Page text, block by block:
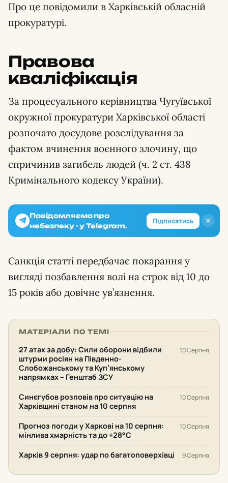
Про це повідомили в Харківській обласній
прокуратурі.
Правова
кваліфікація
За процесуального керівництва Чугуївської
окружної прокуратури Харківської області
розпочато досудове розслідування за
фактом вчинення воєнного злочину, що
спричинив загибель людей (ч. 2 ст. 438
Кримінального кодексу України).
✕
Повідомляємо про
небезпеку - у Telegram.
Підписатись
Санкція статті передбачає покарання у
вигляді позбавлення волі на строк від 10 до
15 років або довічне ув’язнення.
МАТЕРІАЛИ ПО ТЕМІ
27 атак за добу: Сили оборони відбили
штурми росіян на Південно-
Слобожанському та Куп’янському
напрямках – Генштаб ЗСУ
10 Серпня
Синєгубов розповів про ситуацію на
Харківщині станом на 10 серпня
10 Серпня
Прогноз погоди у Харкові на 10 серпня:
мінлива хмарність та до +28°С
10 Серпня
Харків 9 серпня: удар по багатоповерхівці 9 Серпня